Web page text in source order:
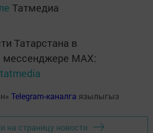
Татмедиа
Татарстана в
мессенджере MАХ:
Telegram-каналга язылыгыз
на страницу новости